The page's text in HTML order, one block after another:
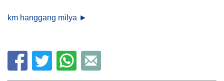
km hanggang milya ►